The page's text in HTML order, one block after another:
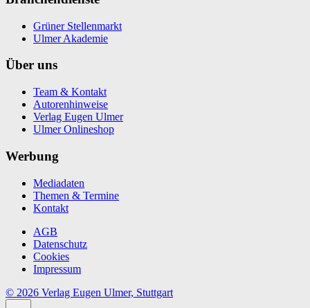
Grüner Stellenmarkt
Ulmer Akademie
Über uns
Team & Kontakt
Autorenhinweise
Verlag Eugen Ulmer
Ulmer Onlineshop
Werbung
Mediadaten
Themen & Termine
Kontakt
AGB
Datenschutz
Cookies
Impressum
© 2026 Verlag Eugen Ulmer, Stuttgart